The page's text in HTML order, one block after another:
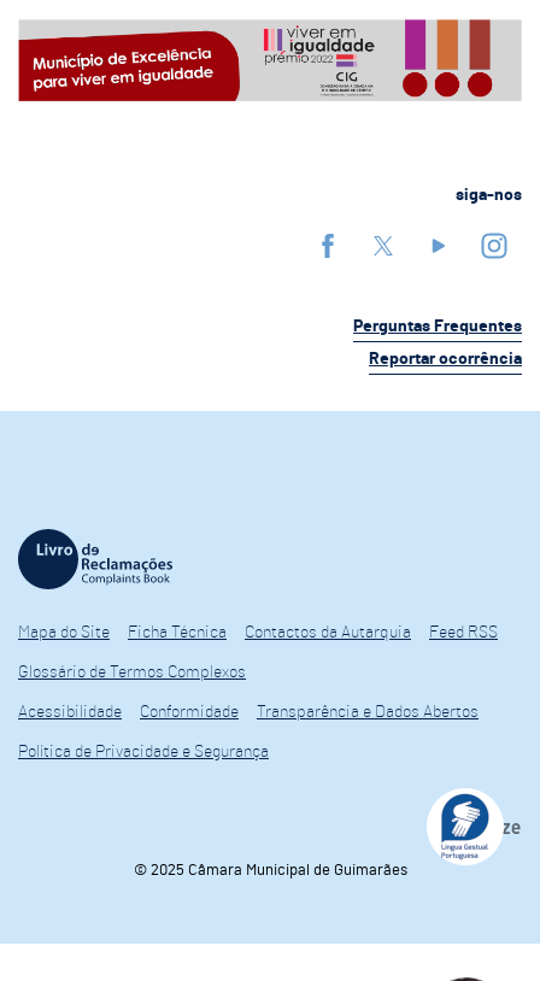
siga-nos
Perguntas Frequentes
Reportar ocorrência
Mapa do Site Ficha Técnica Contactos da Autarquia Feed RSS
Glossário de Termos Complexos
Acessibilidade Conformidade Transparência e Dados Abertos
Política de Privacidade e Segurança
© 2025 Câmara Municipal de Guimarães